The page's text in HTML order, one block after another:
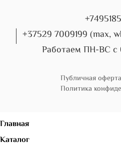
+37529 7009199 (max,
Работаем ПН-ВС
Публичная оферта
Политика
Главная
Каталог